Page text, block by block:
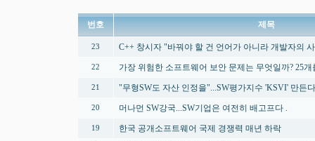
번호 제목
23 C++ 창시자 "바꿔야 할 건 언어가 아니라 개발자의
22 가장 위험한 소프트웨어 보안 문제는 무엇일까? 25
21 "무형SW도 자산 인정을"...SW평가지수 'KSVI' 만든다
20 머나먼 SW강국...SW기업은 여전히 배고프다 .
19 한국 공개소프트웨어 국제 경쟁력 매년 하락